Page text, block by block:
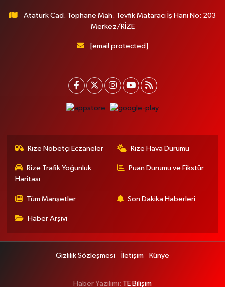
Atatürk Cad. Tophane Mah. Tevfik Mataracı İş Hanı No: 203
Merkez/RİZE
[email protected]
Rize Nöbetçi Eczaneler Rize Hava Durumu
Rize Trafik Yoğunluk
Haritası
Puan Durumu ve Fikstür
Tüm Manşetler Son Dakika Haberleri
Haber Arşivi
Gizlilik Sözleşmesi İletişim Künye
Haber Yazılımı: TE Bilişim